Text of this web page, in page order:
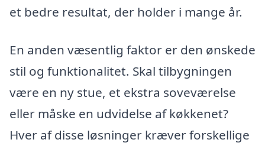
et bedre resultat, der holder i mange år.
En anden væsentlig faktor er den ønskede
stil og funktionalitet. Skal tilbygningen
være en ny stue, et ekstra soveværelse
eller måske en udvidelse af køkkenet?
Hver af disse løsninger kræver forskellige